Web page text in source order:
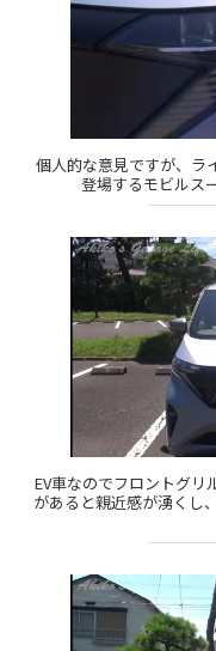
個人的な意見ですが、ラ
登場するモビルス
EV車なのでフロントグ
があると親近感が湧くし